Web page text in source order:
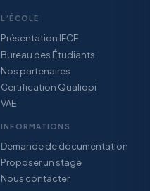
L’ÉCOLE
Présentation IFCE
Bureau des Étudiants
Nos partenaires
Certification Qualiopi
VAE
INFORMATIONS
Demande de documentation
Proposer un stage
Nous contacter